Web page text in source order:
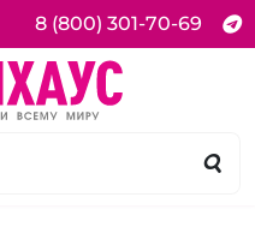
8 (800) 301-70-69